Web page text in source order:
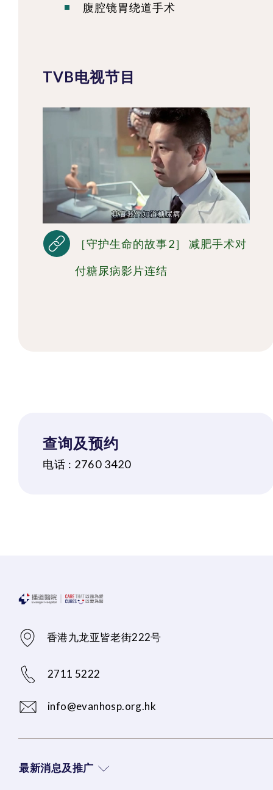
腹腔镜胃绕道手术
TVB电视节目
［守护生命的故事2］ 减肥手术对
付糖尿病影片连结
查询及预约
电话 : 2760 3420
香港九龙亚皆老街222号
2711 5222
info@evanhosp.org.hk
最新消息及推广